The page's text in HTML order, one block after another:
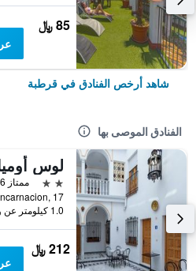
85 ﷼
شاهد أرخص الفنادق في قرطبة
الفنادق الموصى بها
2 نجمتين
ممتاز 8.6
1.0 كيلومتر عن وسط المدينة
212 ﷼